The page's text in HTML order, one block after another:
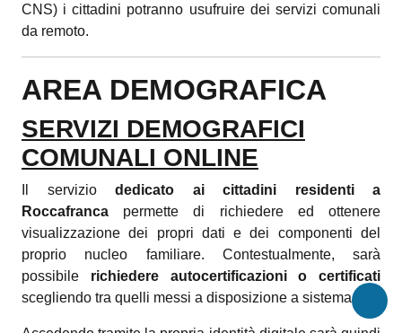
CNS) i cittadini potranno usufruire dei servizi comunali
da remoto.
AREA DEMOGRAFICA
SERVIZI DEMOGRAFICI
COMUNALI ONLINE
Il servizio dedicato ai cittadini residenti a
Roccafranca permette di richiedere ed ottenere
visualizzazione dei propri dati e dei componenti del
proprio nucleo familiare. Contestualmente, sarà
possibile richiedere autocertificazioni o certificati
scegliendo tra quelli messi a disposizione a sistema.